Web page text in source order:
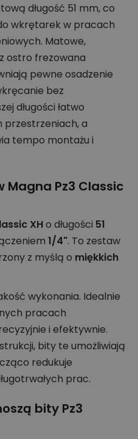
długość 51 mm, co
wkrętarek w pracach
Matowe,
ostro frezowana
pewne osadzenie
bez
długości łatwo
przestrzeniach, a
tempo montażu i
Magna Pz3 Classic
XHo długości 51
1/4". To zestaw
z myślą o miękkich
wykonania. Idealnie
pracach
i efektywnie.
bity te umożliwiają
redukuje
prac.
bity Pz3